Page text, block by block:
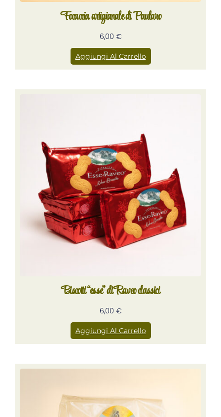
Focaccia artigianale di Paularo
6,00 €
Aggiungi Al Carrello
Biscotti “esse” di Raveo classici
6,00 €
Aggiungi Al Carrello